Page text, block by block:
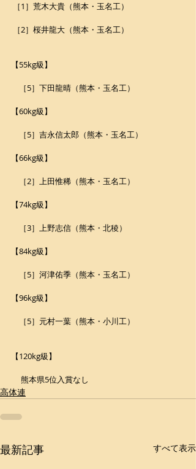
［1］荒木大貴（熊本・玉名工）
［2］桜井龍大（熊本・玉名工）
【55kg級】
［5］下田龍晴（熊本・玉名工）
【60kg級】
［5］吉永信太郎（熊本・玉名工）
【66kg級】
［2］上田惟稀（熊本・玉名工）
【74kg級】
［3］上野志信（熊本・北稜）
【84kg級】
［5］河津佑季（熊本・玉名工）
【96kg級】
［5］元村一葉（熊本・小川工）
【120kg級】
熊本県5位入賞なし
高体連
最新記事 すべて表示